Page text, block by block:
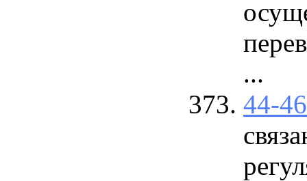
...
44-